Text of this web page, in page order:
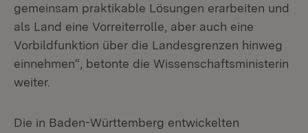
gemeinsam praktikable Lösungen erarbeiten und
als Land eine Vorreiterrolle, aber auch eine
Vorbildfunktion über die Landesgrenzen hinweg
einnehmen“, betonte die Wissenschaftsministerin
weiter.
Die in Baden-Württemberg entwickelten